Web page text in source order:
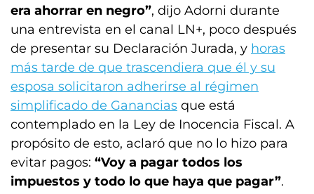
era ahorrar en negro”, dijo Adorni durante
una entrevista en el canal LN+, poco después
de presentar su Declaración Jurada, y horas
más tarde de que trascendiera que él y su
esposa solicitaron adherirse al régimen
simplificado de Ganancias que está
contemplado en la Ley de Inocencia Fiscal. A
propósito de esto, aclaró que no lo hizo para
evitar pagos: “Voy a pagar todos los
impuestos y todo lo que haya que pagar”.